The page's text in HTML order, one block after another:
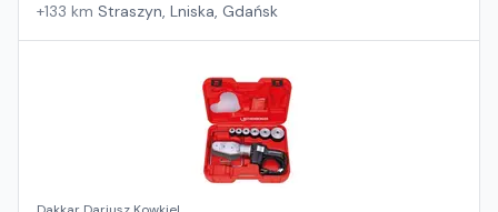
+133 km Straszyn, Lniska, Gdańsk